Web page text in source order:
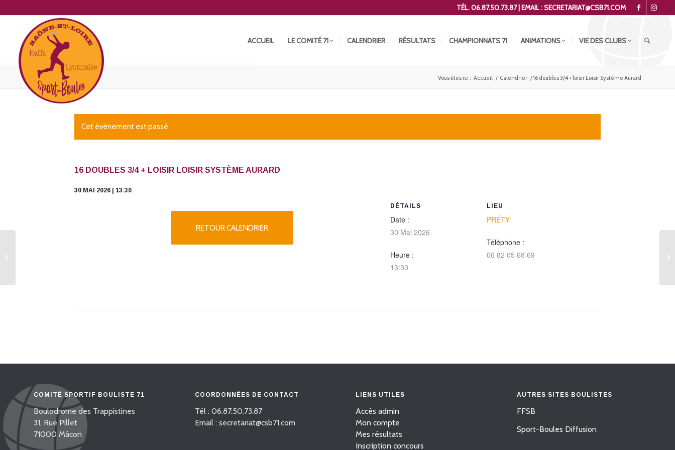
TÉL. 06.87.50.73.87 | EMAIL : SECRETARIAT@CSB71.COM
ACCUEIL LE COMITÉ 71 CALENDRIER RÉSULTATS CHAMPIONNATS 71 ANIMATIONS VIE DES CLUBS
Vous êtes ici : Accueil / Calendrier /16 doubles 3/4 + loisir Loisir Système Aurard
Cet évènement est passé
16 DOUBLES 3/4 + LOISIR LOISIR SYSTÈME AURARD
30 MAI 2026 | 13:30
RETOUR CALENDRIER
DÉTAILS
Date :
30 Mai 2026
Heure :
13:30
LIEU
PRÉTY
Téléphone :
06 82 05 68 69
COMITÉ SPORTIF BOULISTE 71
Boulodrome des Trappistines
31, Rue Pillet
71000 Mâcon
COORDONNÉES DE CONTACT
Tél : 06.87.50.73.87
Email : secretariat@csb71.com
LIENS UTILES
Accès admin
Mon compte
Mes résultats
Inscription concours
AUTRES SITES BOULISTES
FFSB
Sport-Boules Diffusion